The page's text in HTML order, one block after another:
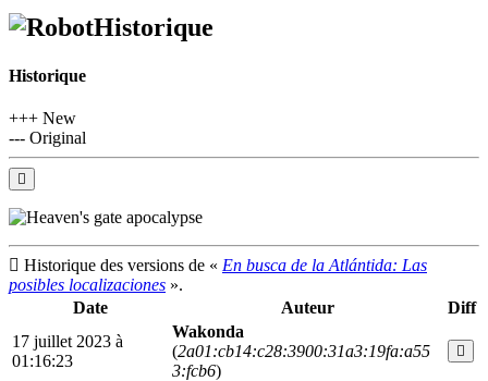
Historique
Historique
+++ New
--- Original
Historique des versions de « En busca de la Atlántida: Las
posibles localizaciones ».
Date
Auteur
Diff
17 juillet 2023 à
01:16:23
Wakonda
(2a01:cb14:c28:3900:31a3:19fa:a55
3:fcb6)